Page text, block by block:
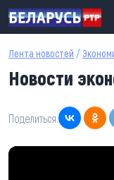
Перейти к основному
Лента новостей /
Новости
Поделиться: